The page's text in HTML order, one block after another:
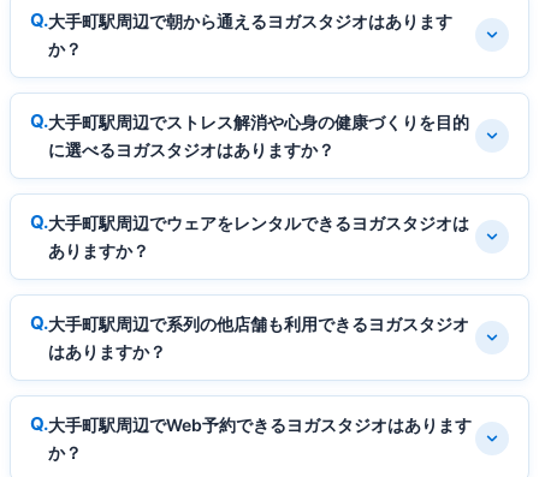
大手町駅周辺で朝から通えるヨガスタジオはあります
か？
大手町駅周辺でストレス解消や心身の健康づくりを目的
に選べるヨガスタジオはありますか？
大手町駅周辺でウェアをレンタルできるヨガスタジオは
ありますか？
大手町駅周辺で系列の他店舗も利用できるヨガスタジオ
はありますか？
大手町駅周辺でWeb予約できるヨガスタジオはあります
か？